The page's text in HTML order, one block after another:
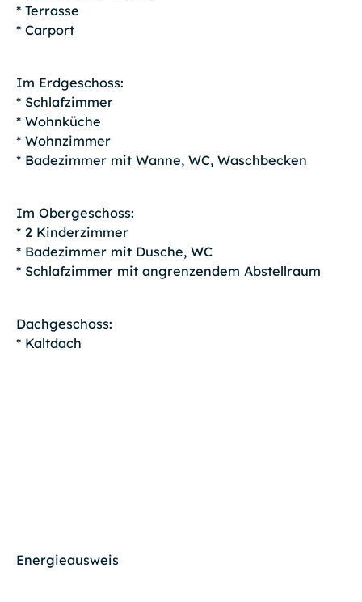
* Terrasse
* Carport
Im Erdgeschoss:
* Schlafzimmer
* Wohnküche
* Wohnzimmer
* Badezimmer mit Wanne, WC, Waschbecken
Im Obergeschoss:
* 2 Kinderzimmer
* Badezimmer mit Dusche, WC
* Schlafzimmer mit angrenzendem Abstellraum
Dachgeschoss:
* Kaltdach
Energieausweis